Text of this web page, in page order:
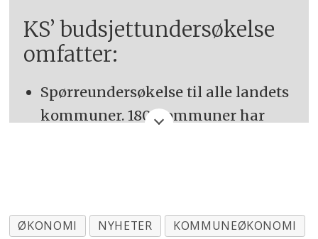
KS’ budsjettundersøkelse
omfatter:
Spørreundersøkelse til alle landets
kommuner. 180 kommuner har
driftsbudsjett i 150 kommuner
ØKONOMI NYHETER
KOMMUNEØKONOMI